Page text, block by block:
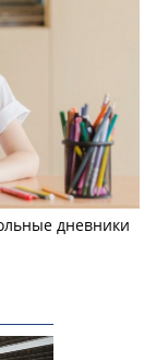
дневники